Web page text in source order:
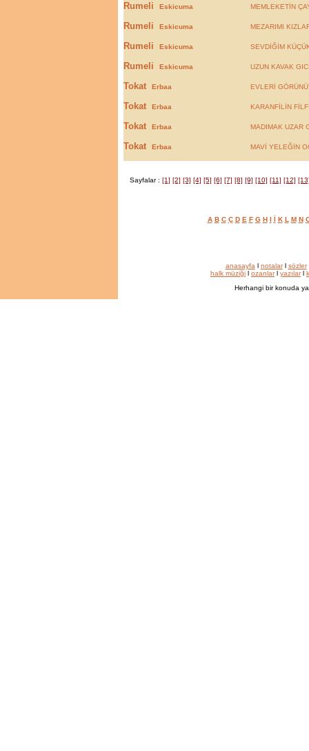
Rumeli Eskicuma MEMLEKETİN
Rumeli Eskicuma MEZARIMI
Rumeli Eskicuma SEVDİĞİM
Rumeli Eskicuma UZUN KAVAK
Tokat Erbaa EVLERİ
Tokat Erbaa KARANFİLİN
Tokat Erbaa MADIMAK UZAR
Tokat Erbaa MAVİ YELEĞİN
Sayfalar : [1] [2] [3] [4] [5] [6] [7] [8] [9] [10] [11] [12]
A B C Ç D E F G H I İ K L M N
anasayfa l notalarl sözler
halk müziği l ozanlarl yazılarl
Herhangi bir konuda